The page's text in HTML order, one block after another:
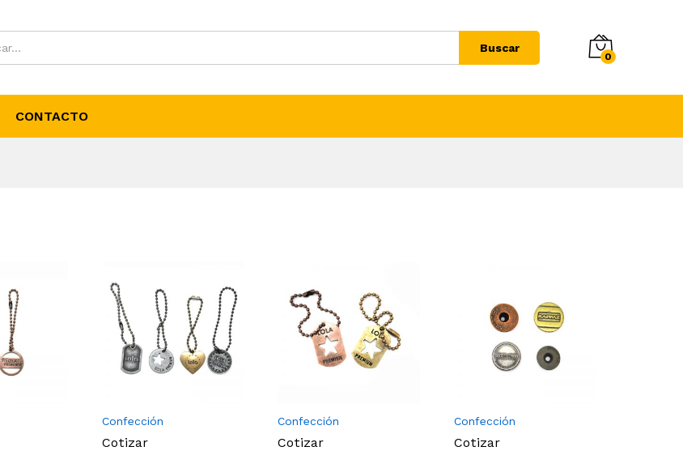
Buscar
0
CONTACTO
Confección
Cotizar
Confección
Cotizar
Confección
Cotizar